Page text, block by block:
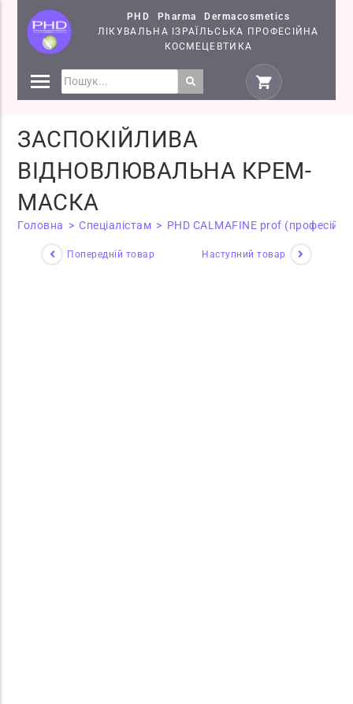
PHD Pharma Dermacosmetics
ЛІКУВАЛЬНА ІЗРАЇЛЬСЬКА ПРОФЕСІЙНА
КОСМЕЦЕВТИКА
КОСМЕЦЕВТИКИ PHD
СЕМІНАРИ
ЗАСПОКІЙЛИВА
ВІДНОВЛЮВАЛЬНА КРЕМ-
МАСКА
Головна > Спеціалістам > PHD CALMAFINE prof
Попередній товар Наступний товар